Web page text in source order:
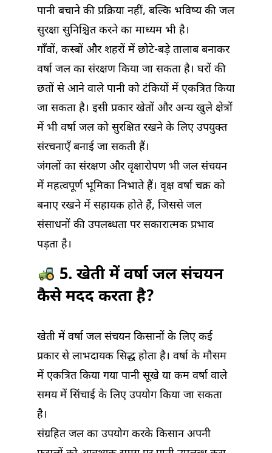
पानी बचाने की प्रक्रिया नहीं, बल्कि भविष्य की जल
सुरक्षा सुनिश्चित करने का माध्यम भी है।
गाँवों, कस्बों और शहरों में छोटे-बड़े तालाब बनाकर
वर्षा जल का संरक्षण किया जा सकता है। घरों की
छतों से आने वाले पानी को टंकियों में एकत्रित किया
जा सकता है। इसी प्रकार खेतों और अन्य खुले क्षेत्रों
में भी वर्षा जल को सुरक्षित रखने के लिए उपयुक्त
संरचनाएँ बनाई जा सकती हैं।
जंगलों का संरक्षण और वृक्षारोपण भी जल संचयन
में महत्वपूर्ण भूमिका निभाते हैं। वृक्ष वर्षा चक्र को
बनाए रखने में सहायक होते हैं, जिससे जल
संसाधनों की उपलब्धता पर सकारात्मक प्रभाव
पड़ता है।
5. खेती में वर्षा जल संचयन
कैसे मदद करता है?
खेती में वर्षा जल संचयन किसानों के लिए कई
प्रकार से लाभदायक सिद्ध होता है। वर्षा के मौसम
में एकत्रित किया गया पानी सूखे या कम वर्षा वाले
समय में सिंचाई के लिए उपयोग किया जा सकता
है।
संग्रहित जल का उपयोग करके किसान अपनी